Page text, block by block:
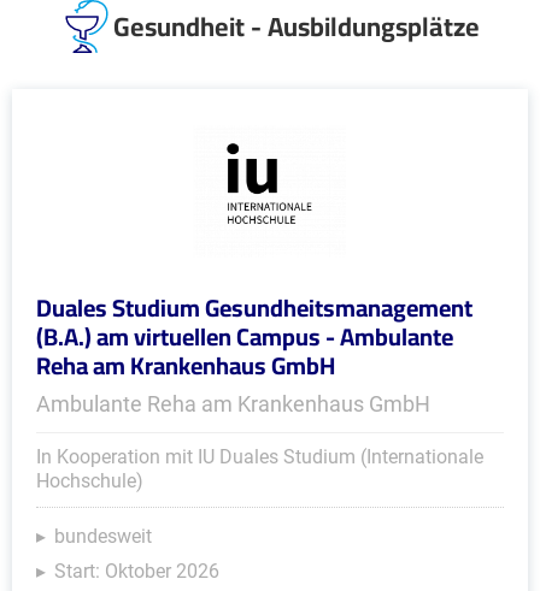
Gesundheit - Ausbildungsplätze
Duales Studium Gesundheitsmanagement
(B.A.) am virtuellen Campus - Ambulante
Reha am Krankenhaus GmbH
Ambulante Reha am Krankenhaus GmbH
In Kooperation mit IU Duales Studium (Internationale
Hochschule)
bundesweit
Start: Oktober 2026